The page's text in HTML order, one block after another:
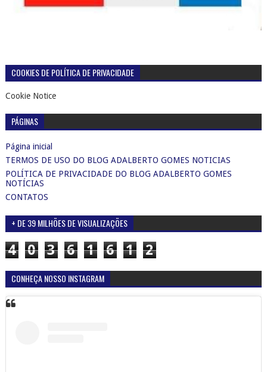
COOKIES DE POLÍTICA DE PRIVACIDADE
Cookie Notice
PÁGINAS
Página inicial
TERMOS DE USO DO BLOG ADALBERTO GOMES NOTICIAS
POLÍTICA DE PRIVACIDADE DO BLOG ADALBERTO GOMES
NOTÍCIAS
CONTATOS
+ DE 39 MILHÕES DE VISUALIZAÇÕES
4 0 3 6 1 6 1 2
CONHEÇA NOSSO INSTAGRAM